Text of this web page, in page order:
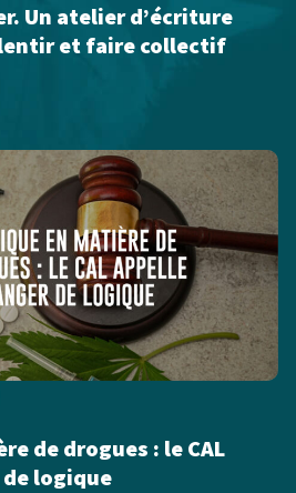
Un atelier d’écriture
et faire collectif
de drogues : le CAL
logique